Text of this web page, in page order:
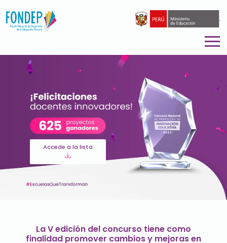
.
Accede a la lista
La V edición del concurso tiene como
finalidad promover cambios y mejoras en